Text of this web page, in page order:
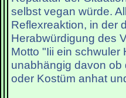
selbst vegan würde.
Reflexreaktion, in der
Herabwürdigung des
Motto "Iii ein schwuler
unabhängig davon
oder Kostüm anhat